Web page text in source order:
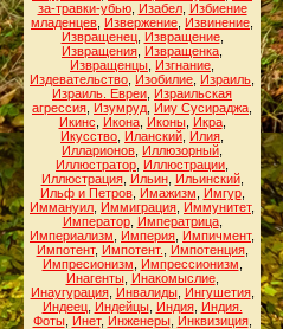
за-травки-убью, Изабел, Избиение
младенцев Извержение Извинение
Извращенец, Извращение,
Извращения Извращенка
Извращенцы Изгнание
Издевательство Изобилие Израиль
Израиль. Евреи Израильская
агрессия Изумруд Ииу Сусираджа
Икинс
Икона, Иконы, Икра,
Икусство Иланский Илия
Илларионов Иллюзорный
Иллюстратор Иллюстрации
Иллюстрация, Ильин, Ильинский,
Ильф и Петров, Имажизм Имгур,
Иммануил Иммиграция Иммунитет,
Император, Императрица,
Империализм
Империя Импичмент,
Импотент, Импотент. Импотенция,
Импресионизм
Импрессионизм
Инагенты, Инакомыслие,
Инаугурация, Инвалиды, Ингушетия,
Индеец, Индейцы, Индия, Индия.
Фоты, Инет, Инженеры, Инквизиция,